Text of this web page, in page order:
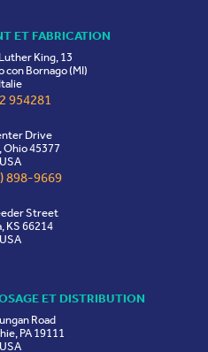
ET FABRICATION
King, 13
con Bornago (MI)
Italie
954281
Drive
Ohio 45377
USA
898-9669
Street
KS 66214
USA
ET DISTRIBUTION
Road
PA 19111
USA